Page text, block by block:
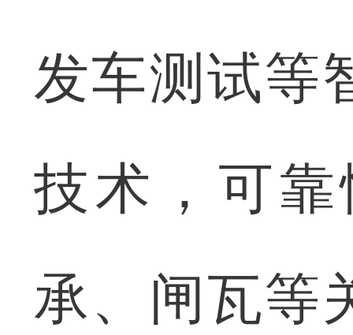
发车测试等
技术，可
承、闸瓦等